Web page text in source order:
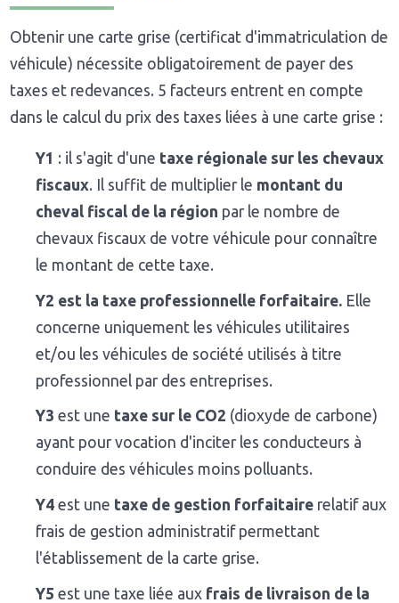
Obtenir une carte grise (certificat d'immatriculation de
véhicule) nécessite obligatoirement de payer des
taxes et redevances. 5 facteurs entrent en compte
dans le calcul du prix des taxes liées à une carte grise :
Y1 : il s'agit d'une taxe régionale sur les chevaux
fiscaux. Il suffit de multiplier le montant du
cheval fiscal de la région par le nombre de
chevaux fiscaux de votre véhicule pour connaître
le montant de cette taxe.
Y2 est la taxe professionnelle forfaitaire. Elle
concerne uniquement les véhicules utilitaires
et/ou les véhicules de société utilisés à titre
professionnel par des entreprises.
Y3 est une taxe sur le CO2 (dioxyde de carbone)
ayant pour vocation d'inciter les conducteurs à
conduire des véhicules moins polluants.
Y4 est une taxe de gestion forfaitaire relatif aux
frais de gestion administratif permettant
l'établissement de la carte grise.
Y5 est une taxe liée aux frais de livraison de la